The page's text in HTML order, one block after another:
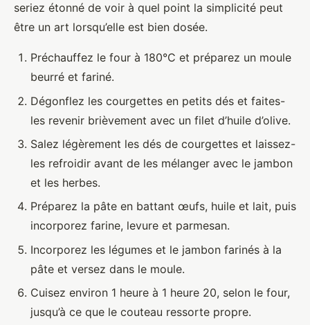
seriez étonné de voir à quel point la simplicité peut
être un art lorsqu’elle est bien dosée.
Préchauffez le four à 180°C et préparez un moule
beurré et fariné.
Dégonflez les courgettes en petits dés et faites-
les revenir brièvement avec un filet d’huile d’olive.
Salez légèrement les dés de courgettes et laissez-
les refroidir avant de les mélanger avec le jambon
et les herbes.
Préparez la pâte en battant œufs, huile et lait, puis
incorporez farine, levure et parmesan.
Incorporez les légumes et le jambon farinés à la
pâte et versez dans le moule.
Cuisez environ 1 heure à 1 heure 20, selon le four,
jusqu’à ce que le couteau ressorte propre.